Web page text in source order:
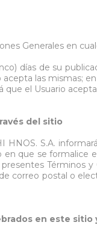
Generales en
días de su
las mismas;
el Usuario
del sitio
S.A.
que se formalice
correo postal o
en este sitio